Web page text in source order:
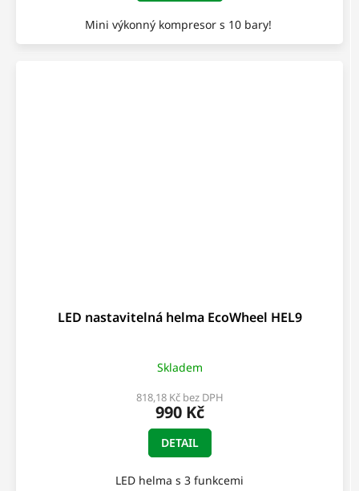
Mini výkonný kompresor s 10 bary!
LED nastavitelná helma EcoWheel HEL9
Skladem
818,18 Kč bez DPH
990 Kč
DETAIL
LED helma s 3 funkcemi